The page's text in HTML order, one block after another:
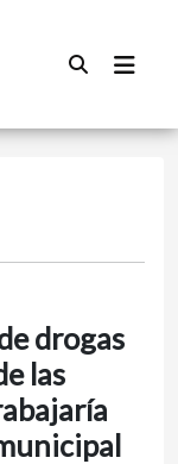
drogas
las